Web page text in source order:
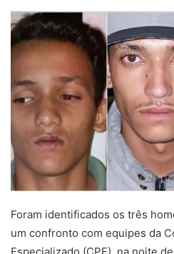
Foram identificados os três
um confronto com equipes da